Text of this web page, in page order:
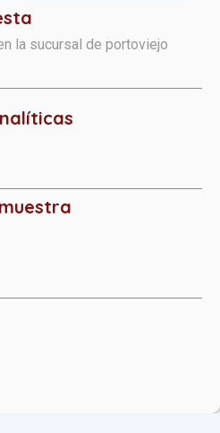
la sucursal de portoviejo